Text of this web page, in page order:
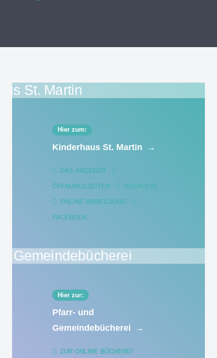
Hier zum:
Kinderhaus St. Martin →
DAS ANGEBOT
ÖFFNUNGSZEITEN NACHLESE
ONLINE ANMELDUNG
FACEBOOK
Hier zur:
Pfarr- und
Gemeindebücherei
→
ZUR ONLINE BÜCHEREI